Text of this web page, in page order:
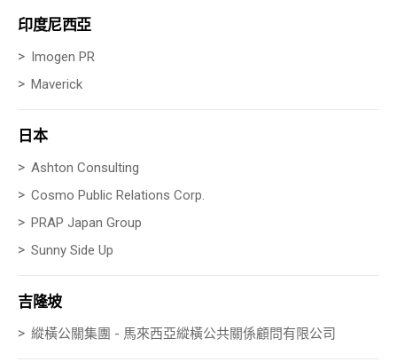
印度尼西亞
Imogen PR
Maverick
日本
Ashton Consulting
Cosmo Public Relations Corp.
PRAP Japan Group
Sunny Side Up
吉隆坡
縱橫公關集團 - 馬來西亞縱橫公共關係顧問有限公司